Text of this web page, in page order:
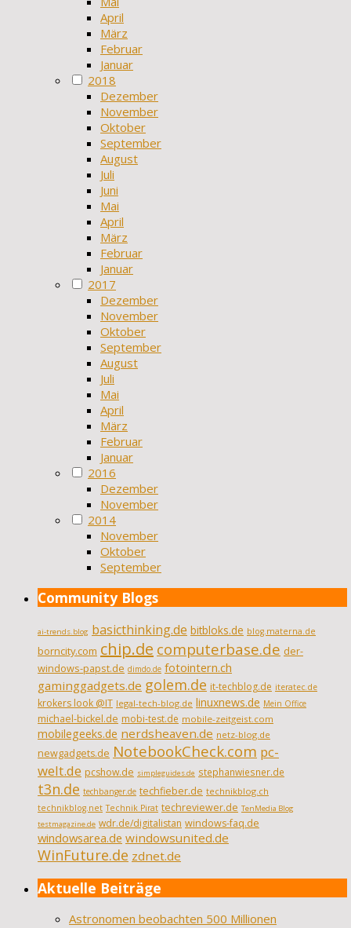
April
März
Februar
Januar
2018
Dezember
November
Oktober
September
August
Juli
Juni
Mai
April
März
Februar
Januar
2017
Dezember
November
Oktober
September
August
Juli
Mai
April
März
Februar
Januar
2016
Dezember
November
2014
November
Oktober
September
Community Blogs
ai-trends.blog basicthinking.de bitbloks.de blog.materna.de
borncity.com chip.de computerbase.de der-
windows-papst.de dimdo.de fotointern.ch
gaminggadgets.de golem.de it-techblog.de iteratec.de
krokers look @IT legal-tech-blog.de linuxnews.de Mein Office
michael-bickel.de mobi-test.de mobile-zeitgeist.com
mobilegeeks.de nerdsheaven.de netz-blog.de
newgadgets.de NotebookCheck.com pc-
welt.de pcshow.de simpleguides.de stephanwiesner.de
t3n.de techbanger.de techfieber.de technikblog.ch
technikblog.net Technik Pirat techreviewer.de TenMedia Blog
testmagazine.de wdr.de/digitalistan windows-faq.de
windowsarea.de windowsunited.de
WinFuture.de zdnet.de
Aktuelle Beiträge
Astronomen beobachten 500 Millionen